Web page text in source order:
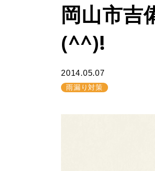
岡山市吉
(^^)!
2014.05.07
雨漏り対策